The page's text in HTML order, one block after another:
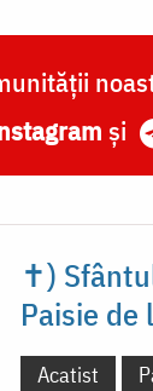
și
✝)
Paisie de
Acatist